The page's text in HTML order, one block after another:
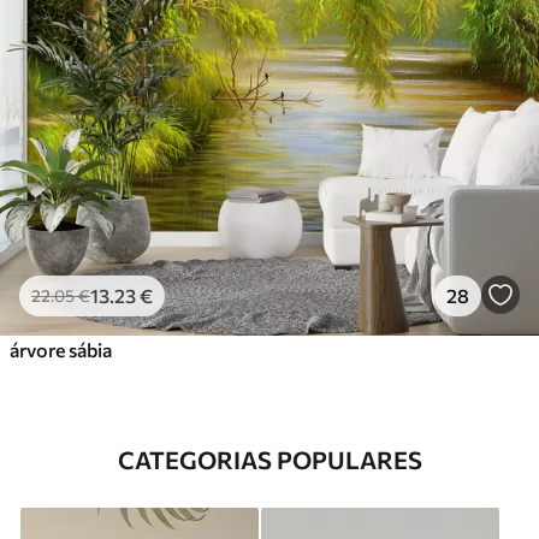
22.05€13 .23€ 28
árvore sábia
CATEGORIAS POPULARES